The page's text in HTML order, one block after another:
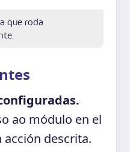
que roda
ao módulo en el
acción descrita.